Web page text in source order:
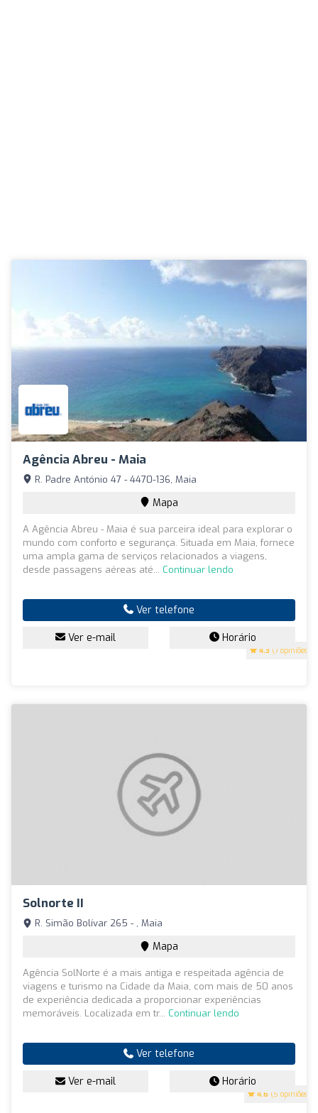
Agência Abreu - Maia
4.3 (7 opiniões)
R. Padre António 47 - 4470-136, Maia
Mapa
A Agência Abreu - Maia é sua parceira ideal para explorar o
mundo com conforto e segurança. Situada em Maia, fornece
uma ampla gama de serviços relacionados a viagens,
desde passagens aéreas até... Continuar lendo
Ver telefone
Ver e-mail Horário
Solnorte II
4.6 (5 opiniões)
R. Simão Bolívar 265 - , Maia
Mapa
Agência SolNorte é a mais antiga e respeitada agência de
viagens e turismo na Cidade da Maia, com mais de 50 anos
de experiência dedicada a proporcionar experiências
memoráveis. Localizada em tr... Continuar lendo
Ver telefone
Ver e-mail Horário